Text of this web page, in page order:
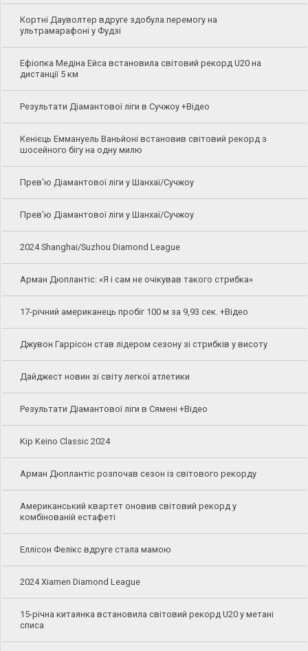
Кортні Дауволтер вдруге здобула перемогу на
ультрамарафоні у Фудзі
Ефіопка Медіна Ейса встановила світовий рекорд U20 на
дистанції 5 км
Результати Діамантової ліги в Сучжоу +Відео
Кенієць Еммануель Ваньйоні встановив світовий рекорд з
шосейного бігу на одну милю
Прев'ю Діамантової ліги у Шанхаї/Сучжоу
Прев'ю Діамантової ліги у Шанхаї/Сучжоу
2024 Shanghai/Suzhou Diamond League
Арман Дюплантіс: «Я і сам не очікував такого стрибка»
17-річний американець пробіг 100 м за 9,93 сек. +Відео
Джувон Гаррісон став лідером сезону зі стрибків у висоту
Дайджест новин зі світу легкої атлетики
Результати Діамантової ліги в Сямені +Відео
Kip Keino Classic 2024
Арман Дюплантіс розпочав сезон із світового рекорду
Американський квартет оновив світовий рекорд у
комбінованій естафеті
Еллісон Фелікс вдруге стала мамою
2024 Xiamen Diamond League
15-річна китаянка встановила світовий рекорд U20 у метані
списа